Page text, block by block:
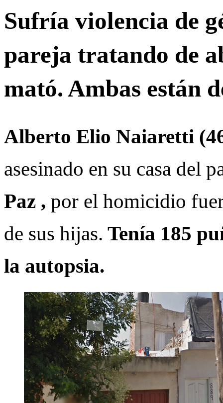
Sufría violencia de
pareja tratando de
mató. Ambas están
Alberto Elio Naiaretti
asesinado en su casa del
Paz , por el homicidio
de sus hijas. Tenía 185
la autopsia.